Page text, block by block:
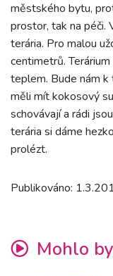
městského bytu,
prostor, tak na péči.
terária. Pro malou
centimetrů.
teplem. Bude nám k
měli mít kokosový
schovávají a rádi
terária si dáme
prolézt.
Publikováno:
Mohlo